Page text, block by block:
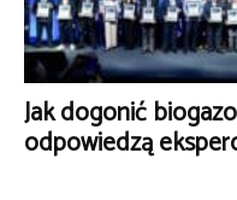
Jak dogonić
odpowiedzą